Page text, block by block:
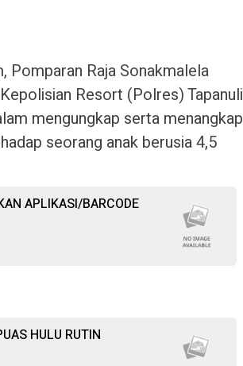
Pomparan Raja Sonakmalela
Resort (Polres) Tapanuli
mengungkap serta menangkap
seorang anak berusia 4,5
APLIKASI/BARCODE
HULU RUTIN